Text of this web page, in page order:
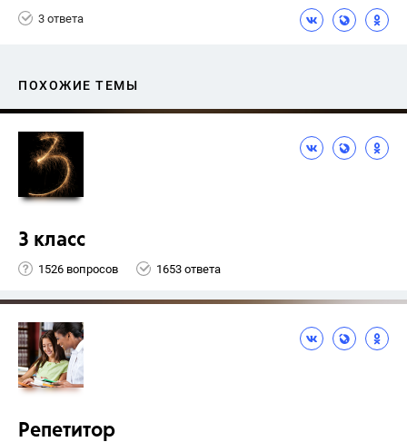
3 ответа
ПОХОЖИЕ ТЕМЫ
3 класс
1526 вопросов 1653 ответа
Репетитор